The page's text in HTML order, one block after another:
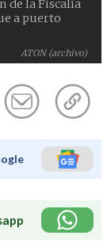
ATON (archivo)
de la Fiscalía
a puerto